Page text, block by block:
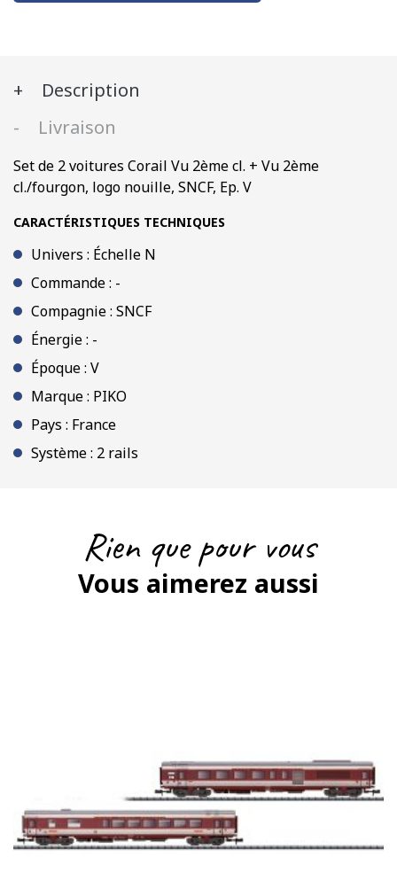
voitures
cl.
Vu
cl./fourgon,
logo
nouille,
Ep.
V
Description
Livraison
Set de 2 voitures Corail Vu 2ème cl. + Vu 2ème
cl./fourgon, logo nouille, SNCF, Ep. V
CARACTÉRISTIQUES TECHNIQUES
Univers : Échelle N
Commande : -
Compagnie : SNCF
Énergie : -
Époque : V
Marque : PIKO
Pays : France
Système : 2 rails
Rien que pour vous
Vous aimerez aussi